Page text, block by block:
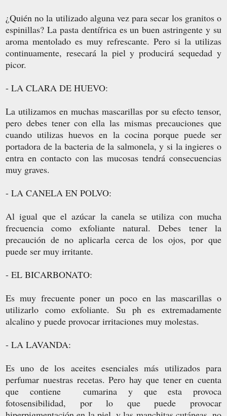
¿Quién no la utilizado alguna vez para secar los granitos o
espinillas? La pasta dentífrica es un buen astringente y su
aroma mentolado es muy refrescante. Pero si la utilizas
continuamente, resecará la piel y producirá sequedad y
picor.
- LA CLARA DE HUEVO:
La utilizamos en muchas mascarillas por su efecto tensor,
pero debes tener con ella las mismas precauciones que
cuando utilizas huevos en la cocina porque puede ser
portadora de la bacteria de la salmonela, y si la ingieres o
entra en contacto con las mucosas tendrá consecuencias
muy graves.
- LA CANELA EN POLVO:
Al igual que el azúcar la canela se utiliza con mucha
frecuencia como exfoliante natural. Debes tener la
precaución de no aplicarla cerca de los ojos, por que
puede ser muy irritante.
- EL BICARBONATO:
Es muy frecuente poner un poco en las mascarillas o
utilizarlo como exfoliante. Su ph es extremadamente
alcalino y puede provocar irritaciones muy molestas.
- LA LAVANDA:
Es uno de los aceites esenciales más utilizados para
perfumar nuestras recetas. Pero hay que tener en cuenta
que contiene cumarina y que esta provoca
fotosensibilidad, por lo que puede provocar